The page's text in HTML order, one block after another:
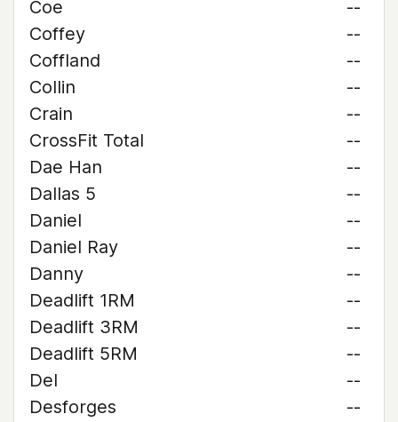
Coe
--
Coffey
--
Coffland
--
Collin
--
Crain
--
CrossFit Total
--
Dae Han
--
Dallas 5
--
Daniel
--
Daniel Ray
--
Danny
--
Deadlift 1RM
--
Deadlift 3RM
--
Deadlift 5RM
--
Del
--
Desforges
--